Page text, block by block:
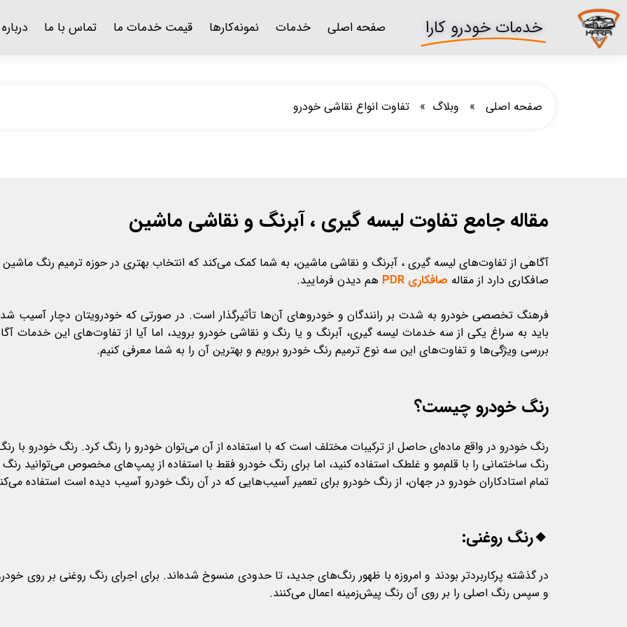
خدمات خودرو کارا صفحه اصلی خدمات نمونه‌کارها قیمت خدمات ما تماس با ما
صفحه اصلی » وبلاگ » تفاوت انواع نقاشی خودرو
مقاله جامع تفاوت لیسه گیری ، آبرنگ و نقاشی ماشین
آگاهی از تفاوت‌های لیسه گیری ، آبرنگ و نقاشی ماشین، به شما کمک می‌کند که انتخاب بهتری در حوزه ترمیم رنگ ماشین
صافکاری دارد از مقاله صافکاری PDR
هم دیدن فرمایید.
فرهنگ تخصصی خودرو به شدت بر رانندگان و خودروهای آن‌ها تأثیرگذار است. در صورتی که خودرویتان دچار آسیب
باید به سراغ یکی از سه خدمات لیسه گیری، آبرنگ و یا رنگ و نقاشی خودرو بروید، اما آیا از تفاوت‌های این خدمات
بررسی ویژگی‌ها و تفاوت‌های این سه نوع ترمیم رنگ خودرو برویم و بهترین آن را به شما معرفی کنیم.
رنگ خودرو چیست؟
رنگ خودرو در واقع ماده‌ای حاصل از ترکیبات مختلف است که با استفاده از آن می‌توان خودرو را رنگ کرد. رنگ خودرو
رنگ ساختمانی را با قلم‌مو و غلطک استفاده کنید، اما برای رنگ خودرو فقط با استفاده از پمپ‌های مخصوص می‌توانید رنگ
تمام استادکاران خودرو در جهان، از رنگ خودرو برای تعمیر آسیب‌هایی که در آن رنگ خودرو آسیب دیده است استفاده
🔸رنگ روغنی:
در گذشته پرکاربردتر بودند و امروزه با ظهور رنگ‌های جدید، تا حدودی منسوخ شده‌اند. برای اجرای رنگ روغنی بر روی
و سپس رنگ اصلی را بر روی آن رنگ پیش‌زمینه اعمال می‌کنند.